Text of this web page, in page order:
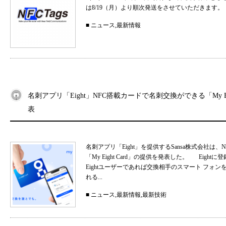
は8/19（月）より順次発送をさせていただき
■ ニュース,最新情報
名刺アプリ「Eight」NFC搭載カードで名刺交換ができる「My
表
名刺アプリ「Eight」を提供するSansa株式会社は
「My Eight Card」の提供を発表した。 Eightに
Eightユーザーであれば交換相手のスマート フォン
れる...
■ ニュース,最新情報,最新技術